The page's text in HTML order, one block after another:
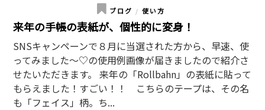
ブログ / 使い方
来年の手帳の表紙が、個性的に変身！
SNSキャンペーンで８月に当選された方から、早速、使
ってみました～♡の使用例画像が届きましたので紹介さ
せたいただきます。 来年の「Rollbahn」の表紙に貼って
もらえました！すごい！！ こちらのテープは、その名
も「フェイス」柄。ち...